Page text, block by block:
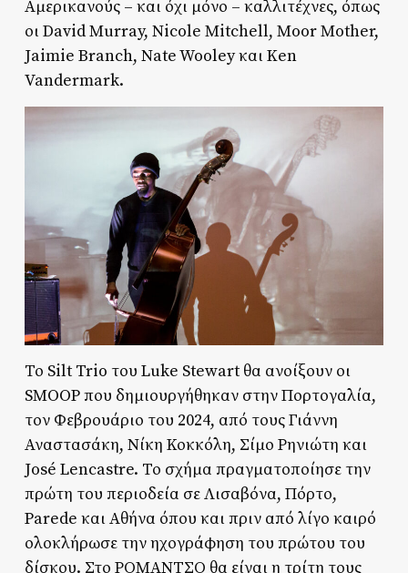
Αμερικανούς – και όχι μόνο – καλλιτέχνες, όπως
οι David Murray, Nicole Mitchell, Moor Mother,
Jaimie Branch, Nate Wooley και Ken
Vandermark.
Το Silt Trio του Luke Stewart θα ανοίξουν οι
SMOOP που δημιουργήθηκαν στην Πορτογαλία,
τον Φεβρουάριο του 2024, από τους Γιάννη
Αναστασάκη, Νίκη Κοκκόλη, Σίμο Ρηνιώτη και
José Lencastre. Το σχήμα πραγματοποίησε την
πρώτη του περιοδεία σε Λισαβόνα, Πόρτο,
Parede και Αθήνα όπου και πριν από λίγο καιρό
ολοκλήρωσε την ηχογράφηση του πρώτου του
δίσκου. Στο ΡΟΜΑΝΤΣΟ θα είναι η τρίτη τους